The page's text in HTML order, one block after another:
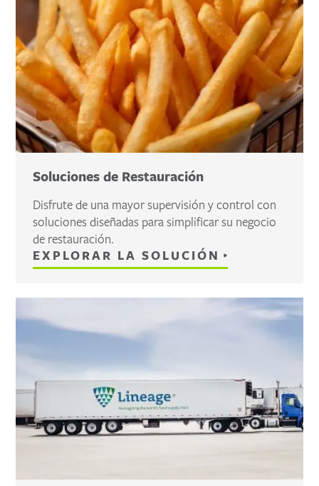
Soluciones de Restauración
Disfrute de una mayor supervisión y control con
soluciones diseñadas para simplificar su negocio
de restauración.
EXPLORAR LA SOLUCIÓN